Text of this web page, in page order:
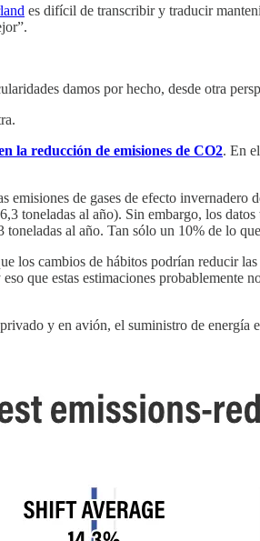
es difícil de transcribir y traducir
damos por hecho, desde otra
la reducción de emisiones de CO2. En
de gases de efecto invernadero
toneladas al año). Sin embargo, los
al año. Tan sólo un 10% de lo
los cambios de hábitos podrían reducir
que estas estimaciones probablemente
y en avión, el suministro de energía